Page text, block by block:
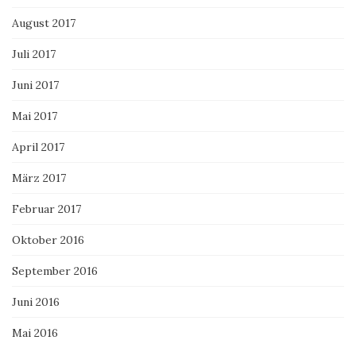
August 2017
Juli 2017
Juni 2017
Mai 2017
April 2017
März 2017
Februar 2017
Oktober 2016
September 2016
Juni 2016
Mai 2016